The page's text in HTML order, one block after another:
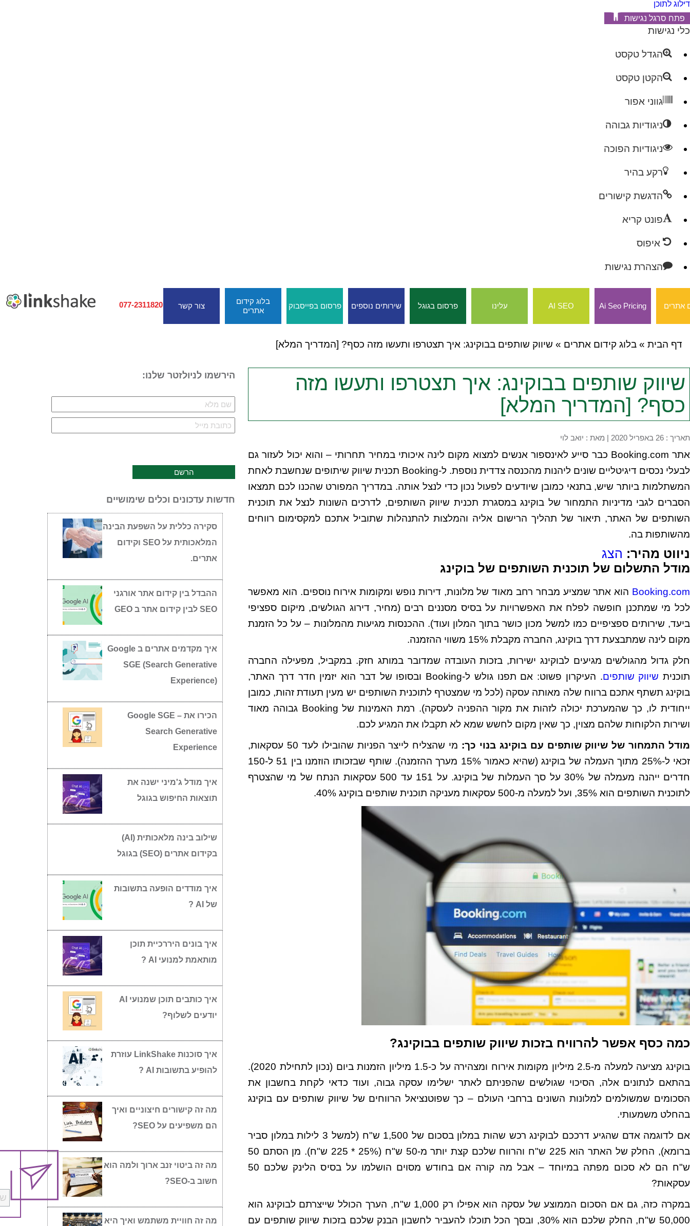
דילוג לתוכן
פתח סרגל נגישות
כלי נגישות
הגדל טקסט
הקטן טקסט
גווני אפור
ניגודיות גבוהה
ניגודיות הפוכה
רקע בהיר
הדגשת קישורים
פונט קריא
איפוס
הצהרת נגישות
077-2311820 אתרים Ai Seo Pricing
AI SEO עלינו פרסום בגוגל שירותים נוספים פרסום בפייסבוק
בלוג קידום
אתרים
צור קשר
דף הבית » בלוג קידום אתרים » שיווק שותפים בבוקינג: איך תצטרפו ותעשו מזה כסף? [המדריך המלא]
שיווק שותפים בבוקינג: איך תצטרפו ותעשו מזה
כסף? [המדריך המלא]
תאריך : 26 באפריל 2020 | מאת : יואב לוי
אתר Booking.com כבר סייע לאינספור אנשים למצוא מקום לינה איכותי במחיר תחרותי – והוא יכול לעזור גם
לבעלי נכסים דיגיטליים שונים ליהנות מהכנסה צדדית נוספת. ל-Booking תכנית שיווק שיתופים שנחשבת לאחת
המשתלמות ביותר שיש, בתנאי כמובן שיודעים לפעול נכון כדי לנצל אותה. במדריך המפורט שהכנו לכם תמצאו
הסברים לגבי מדיניות התמחור של בוקינג במסגרת תכנית שיווק השותפים, לדרכים השונות לנצל את תוכנית
השותפים של האתר, תיאור של תהליך הרישום אליה והמלצות להתנהלות שתוביל אתכם למקסימום רווחים
מהשותפות בה.
ניווט מהיר: הצג
מודל התשלום של תוכנית השותפים של בוקינג
Booking.com הוא אתר שמציע מבחר רחב מאוד של מלונות, דירות נופש ומקומות אירוח נוספים. הוא מאפשר
לכל מי שמתכנן חופשה לפלח את האפשרויות על בסיס מסננים רבים (מחיר, דירוג הגולשים, מיקום ספציפי
ביעד, שירותים ספציפיים כמו למשל מכון כושר בתוך המלון ועוד). ההכנסות מגיעות מהמלונות – על כל הזמנת
מקום לינה שמתבצעת דרך בוקינג, החברה מקבלת 15% משווי ההזמנה.
חלק גדול מהגולשים מגיעים לבוקינג ישירות, בזכות העובדה שמדובר במותג חזק. במקביל, מפעילה החברה
תוכנית שיווק שותפים
. העיקרון פשוט: אם תפנו גולש ל-Booking ובסופו של דבר הוא יזמין חדר דרך האתר,
בוקינג תשתף אתכם ברווח שלה מאותה עסקה (לכל מי שמצטרף לתוכנית השותפים יש מעין תעודת זהות, כמובן
ייחודית לו, כך שהמערכת יכולה לזהות את מקור ההפניה לעסקה). רמת האמינות של Booking גבוהה מאוד
ושירות הלקוחות שלהם מצוין, כך שאין מקום לחשש שמא לא תקבלו את המגיע לכם.
מודל התמחור של שיווק שותפים עם בוקינג בנוי כך:
מי שהצליח לייצר הפניות שהובילו לעד 50 עסקאות,
זכאי ל-25% מתוך העמלה של בוקינג (שהיא כאמור 15% מערך ההזמנה). שותף שבזכותו הוזמנו בין 51 ל-150
חדרים ייהנה מעמלה של 30% על סך העמלות של בוקינג. על 151 עד 500 עסקאות הנתח של מי שהצטרף
לתוכנית השותפים הוא 35%, ועל למעלה מ-500 עסקאות מעניקה תוכנית שותפים בוקינג 40%.
כמה כסף אפשר להרוויח בזכות שיווק שותפים בבוקינג?
בוקינג מציעה למעלה מ-2.5 מיליון מקומות אירוח ומצהירה על כ-1.5 מיליון הזמנות ביום (נכון לתחילת 2020).
בהתאם לנתונים אלה, הסיכוי שגולשים שהפניתם לאתר ישלימו עסקה גבוה, ועוד כדאי לקחת בחשבון את
הסכומים שמשולמים למלונות השונים ברחבי העולם – כך שפוטנציאל הרווחים של שיווק שותפים עם בוקינג
בהחלט משמעותי.
אם לדוגמה אדם שהגיע דרככם לבוקינג רכש שהות במלון בסכום של 1,500 ש"ח (למשל 3 לילות במלון סביר
ברומא), החלק של האתר הוא 225 ש"ח והרווח שלכם קצת יותר מ-50 ש"ח (25% * 225 ש"ח). מן הסתם 50
ש"ח הם לא סכום מפתה במיוחד – אבל מה קורה אם בחודש מסוים הושלמו על בסיס הלינק שלכם 50
עסקאות?
במקרה כזה, גם אם הסכום הממוצע של עסקה הוא אפילו רק 1,000 ש"ח, הערך הכולל שייצרתם לבוקינג הוא
50,000 ש"ח, החלק שלכם הוא 30%, ובסך הכל תוכלו להעביר לחשבון הבנק שלכם בזכות שיווק שותפים עם
הירשמו לניולזטר שלנו:
חדשות עדכונים וכלים שימושיים
סקירה כללית על השפעת הבינה
המלאכותית על SEO וקידום
אתרים.
ההבדל בין קידום אתר אורגני
SEO לבין קידום אתר ב GEO
איך מקדמים אתרים ב Google
SGE (Search Generative
Experience)
הכירו את Google SGE –
Search Generative
Experience
איך מודל ג'מיני ישנה את
תוצאות החיפוש בגוגל
שילוב בינה מלאכותית (AI)
בקידום אתרים (SEO) בגוגל
איך מודדים הופעה בתשובות
של AI ?
איך בונים היררכיית תוכן
מותאמת למנועי AI ?
איך כותבים תוכן שמנועי AI
יודעים לשלוף?
איך סוכנות LinkShake עוזרת
להופיע בתשובות AI ?
מה זה קישורים חיצוניים ואיך
הם משפיעים על SEO?
מה זה ביטוי זנב ארוך ולמה הוא
חשוב ב-SEO?
מה זה חוויית משתמש ואיך היא